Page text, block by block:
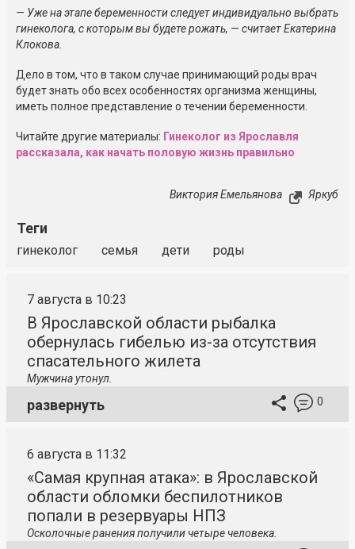
— Уже на этапе беременности следует индивидуально выбрать
гинеколога, с которым вы будете рожать, — считает Екатерина
Клокова.
Дело в том, что в таком случае принимающий роды врач
будет знать обо всех особенностях организма женщины,
иметь полное представление о течении беременности.
Читайте другие материалы: Гинеколог из Ярославля
рассказала, как начать половую жизнь правильно
Виктория Емельянова Яркуб
Теги
гинеколог семья дети роды
7 августа в 10:23
В Ярославской области рыбалка
обернулась гибелью из-за отсутствия
спасательного жилета
Мужчина утонул.
развернуть 0
6 августа в 11:32
«Самая крупная атака»: в Ярославской
области обломки беспилотников
попали в резервуары НПЗ
Осколочные ранения получили четыре человека.